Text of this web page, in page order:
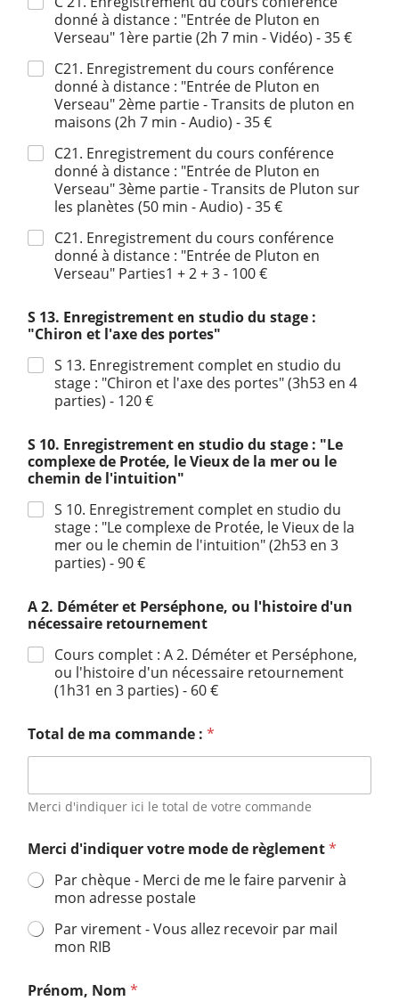
donné à distance : "Entrée de Pluton en
Verseau" 1ère partie (2h 7 min - Vidéo) - 35 €
C21. Enregistrement du cours conférence
donné à distance : "Entrée de Pluton en
Verseau" 2ème partie - Transits de pluton en
maisons (2h 7 min - Audio) - 35 €
C21. Enregistrement du cours conférence
donné à distance : "Entrée de Pluton en
Verseau" 3ème partie - Transits de Pluton sur
les planètes (50 min - Audio) - 35 €
C21. Enregistrement du cours conférence
donné à distance : "Entrée de Pluton en
Verseau" Parties1 + 2 + 3 - 100 €
S 13. Enregistrement en studio du stage :
"Chiron et l'axe des portes"
S 13. Enregistrement complet en studio du
stage : "Chiron et l'axe des portes" (3h53 en 4
parties) - 120 €
S 10. Enregistrement en studio du stage : "Le
complexe de Protée, le Vieux de la mer ou le
chemin de l'intuition"
S 10. Enregistrement complet en studio du
stage : "Le complexe de Protée, le Vieux de la
mer ou le chemin de l'intuition" (2h53 en 3
parties) - 90 €
A 2. Déméter et Perséphone, ou l'histoire d'un
nécessaire retournement
Cours complet : A 2. Déméter et Perséphone,
ou l'histoire d'un nécessaire retournement
(1h31 en 3 parties) - 60 €
Total de ma commande : *
Merci d'indiquer ici le total de votre commande
Merci d'indiquer votre mode de règlement*
Par chèque - Merci de me le faire parvenir à
mon adresse postale
Par virement - Vous allez recevoir par mail
mon RIB
Prénom, Nom *